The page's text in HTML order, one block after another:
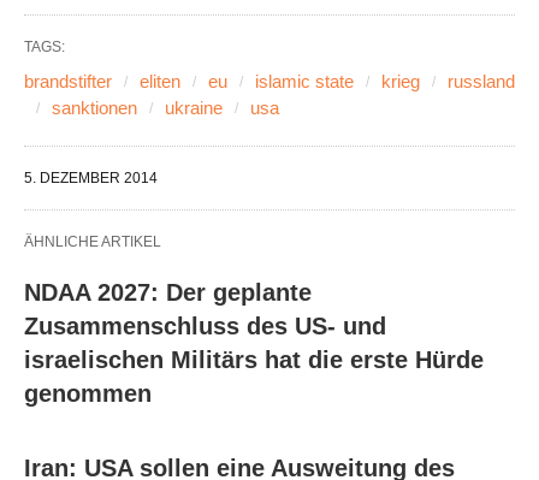
TAGS:
brandstifter eliten eu islamic state krieg
russland
sanktionen
ukraine usa
5. DEZEMBER 2014
ÄHNLICHE ARTIKEL
NDAA 2027: Der geplante
Zusammenschluss des US- und
israelischen Militärs hat die erste Hürde
genommen
Iran: USA sollen eine Ausweitung des